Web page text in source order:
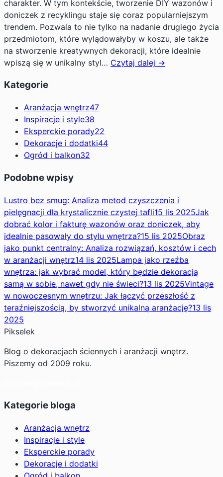
charakter. W tym kontekście, tworzenie DIY wazonów i
doniczek z recyklingu staje się coraz popularniejszym
trendem. Pozwala to nie tylko na nadanie drugiego życia
przedmiotom, które wylądowałyby w koszu, ale także
na stworzenie kreatywnych dekoracji, które idealnie
wpiszą się w unikalny styl… Czytaj dalej →
Kategorie
Aranżacja wnętrz47
Inspiracje i style38
Eksperckie porady22
Dekoracje i dodatki44
Ogród i balkon32
Podobne wpisy
Lustro bez smug: Analiza metod czyszczenia i
pielęgnacji dla krystalicznie czystej tafli15 lis 2025Jak
dobrać kolor i fakturę wazonów oraz doniczek, aby
idealnie pasowały do stylu wnętrza?15 lis 2025Obraz
jako punkt centralny: Analiza rozwiązań, kosztów i cech
w aranżacji wnętrz14 lis 2025Lampa jako rzeźba
wnętrza: jak wybrać model, który będzie dekoracją
samą w sobie, nawet gdy nie świeci?13 lis 2025Vintage
w nowoczesnym wnętrzu: Jak łączyć przeszłość z
teraźniejszością, by stworzyć unikalną aranżację?13 lis
2025
Pikselek
Blog o dekoracjach ściennych i aranżacji wnętrz.
Piszemy od 2009 roku.
Kategorie bloga
Aranżacja wnętrz
Inspiracje i style
Eksperckie porady
Dekoracje i dodatki